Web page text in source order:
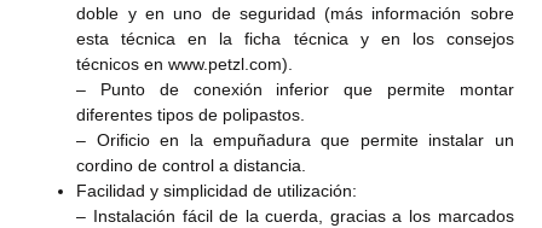
doble y en uno de seguridad (más información sobre
esta técnica en la ficha técnica y en los consejos
técnicos en www.petzl.com).
– Punto de conexión inferior que permite montar
diferentes tipos de polipastos.
– Orificio en la empuñadura que permite instalar un
cordino de control a distancia.
Facilidad y simplicidad de utilización:
– Instalación fácil de la cuerda, gracias a los marcados